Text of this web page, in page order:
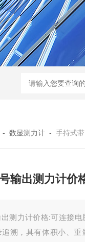
- 数显测力计 - 手持式
输出测力计价
测力计价格:可连接电
溯，具有体积小、重